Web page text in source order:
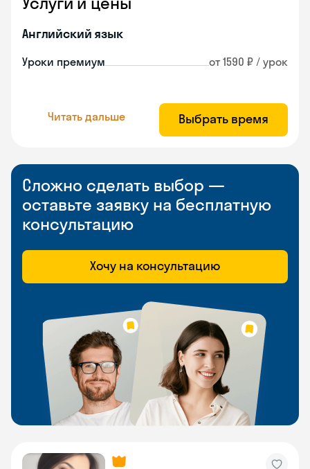
Английский язык
Уроки премиум от 1590 ₽ / урок
Читать дальше Выбрать время
Сложно сделать выбор —
оставьте заявку на бесплатную
консультацию
Хочу на консультацию